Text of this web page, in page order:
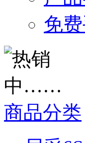
免
商品分类